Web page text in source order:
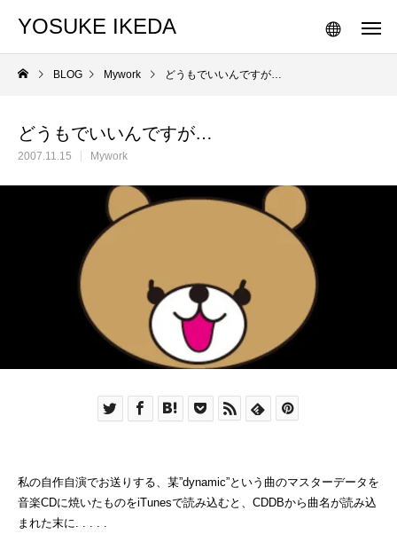
YOSUKE IKEDA
BLOG Mywork どうもでいいんですが…
どうもでいいんですが…
2007.11.15 Mywork
私の自作自演でお送りする、某”dynamic”という曲のマスターデータを
音楽CDに焼いたものをiTunesで読み込むと、CDDBから曲名が読み込
まれた末に. . . . .